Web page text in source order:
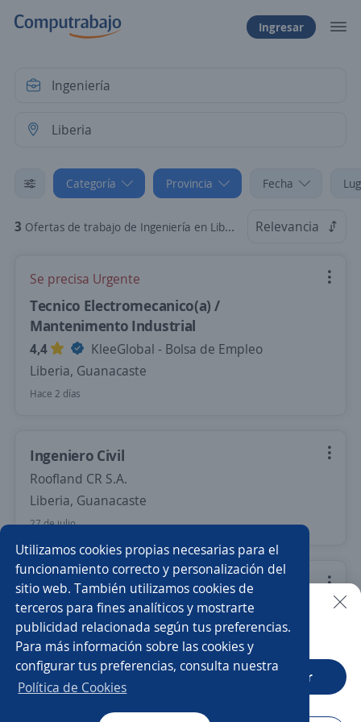
Utilizamos cookies propias necesarias para el
funcionamiento correcto y personalización del
sitio web. También utilizamos cookies de
terceros para fines analíticos y mostrarte
publicidad relacionada según tus preferencias.
Para más información sobre las cookies y
configurar tus preferencias, consulta nuestra
Política de Cookies
Ingresar
Categoría Provincia Fecha
3 Ofertas de trabajo de Ingeniería en Liberia, Guanacaste Relevancia
Se precisa Urgente
Tecnico Electromecanico(a) /
Mantenimento Industrial
4,4
KleeGlobal - Bolsa de Empleo
Liberia, Guanacaste
Hace 2 días
Ingeniero Civil
Roofland CR S.A.
Liberia, Guanacaste
27 de julio
Ingeniero Químico
Philogical Consulting
Escazú, San José
Hace 7 días
Buscar es más fácil en la app
CT App Abrir